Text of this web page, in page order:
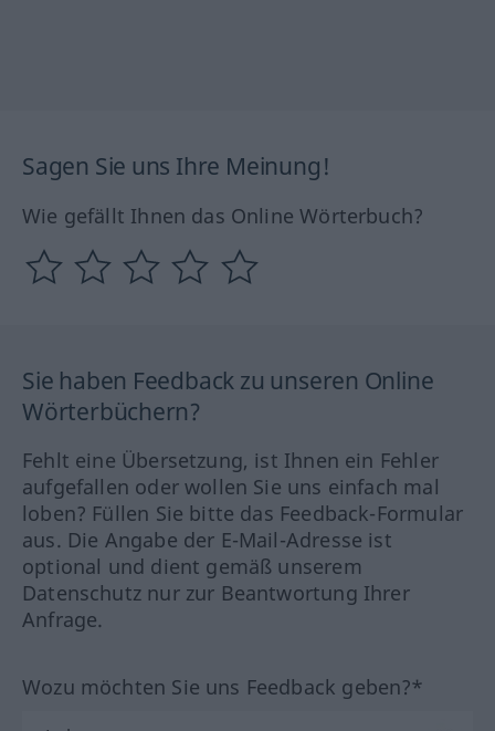
Sagen Sie uns Ihre Meinung!
Wie gefällt Ihnen das Online Wörterbuch?
Sie haben Feedback zu unseren Online
Wörterbüchern?
Fehlt eine Übersetzung, ist Ihnen ein Fehler
aufgefallen oder wollen Sie uns einfach mal
loben? Füllen Sie bitte das Feedback-Formular
aus. Die Angabe der E-Mail-Adresse ist
optional und dient gemäß unserem
Datenschutz nur zur Beantwortung Ihrer
Anfrage.
Wozu möchten Sie uns Feedback geben?*